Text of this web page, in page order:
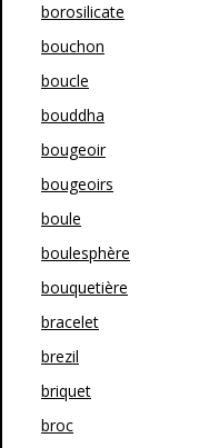
borosilicate
bouchon
boucle
bouddha
bougeoir
bougeoirs
boule
boulesphère
bouquetière
bracelet
brezil
briquet
broc